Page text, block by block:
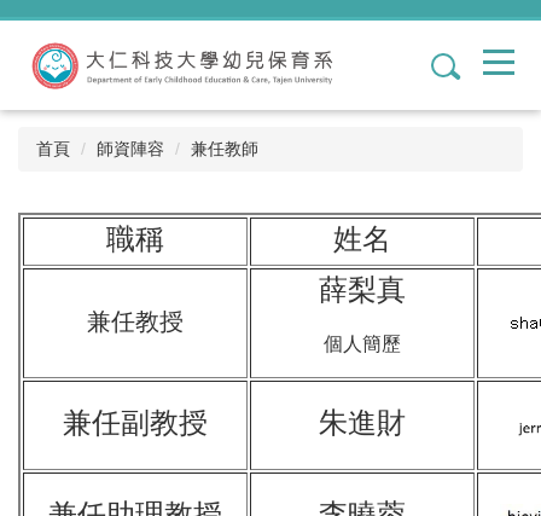
跳
內
1
首頁 師資陣容 兼任教師
職稱 姓名
兼任教授
薛梨真
個人簡歷
兼任副教授 朱進財